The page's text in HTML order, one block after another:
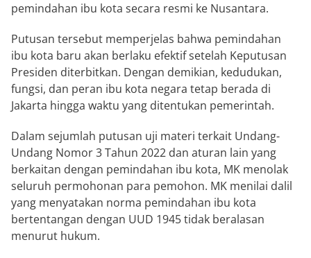
pemindahan ibu kota secara resmi ke Nusantara.
Putusan tersebut memperjelas bahwa pemindahan
ibu kota baru akan berlaku efektif setelah Keputusan
Presiden diterbitkan. Dengan demikian, kedudukan,
fungsi, dan peran ibu kota negara tetap berada di
Jakarta hingga waktu yang ditentukan pemerintah.
Dalam sejumlah putusan uji materi terkait Undang-
Undang Nomor 3 Tahun 2022 dan aturan lain yang
berkaitan dengan pemindahan ibu kota, MK menolak
seluruh permohonan para pemohon. MK menilai dalil
yang menyatakan norma pemindahan ibu kota
bertentangan dengan UUD 1945 tidak beralasan
menurut hukum.